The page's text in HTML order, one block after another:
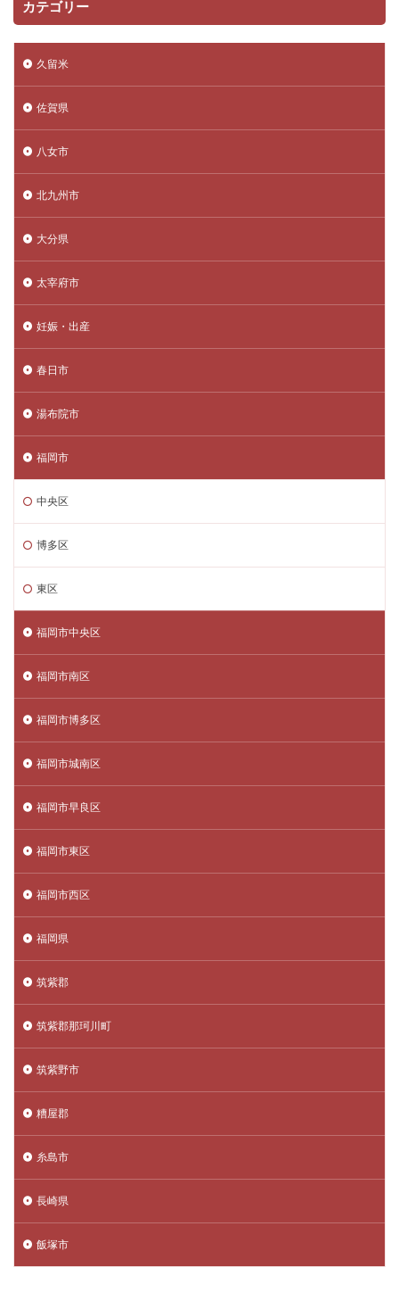
カテゴリー
久留米
佐賀県
八女市
北九州市
大分県
太宰府市
妊娠・出産
春日市
湯布院市
福岡市
中央区
博多区
東区
福岡市中央区
福岡市南区
福岡市博多区
福岡市城南区
福岡市早良区
福岡市東区
福岡市西区
福岡県
筑紫郡
筑紫郡那珂川町
筑紫野市
糟屋郡
糸島市
長崎県
飯塚市